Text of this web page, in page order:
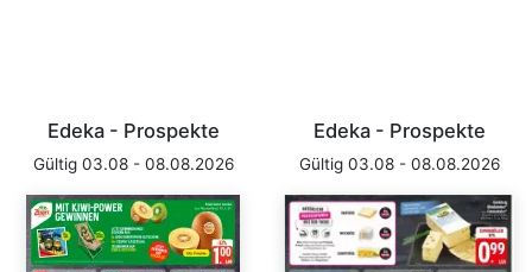
Edeka - Prospekte
Gültig 03.08 - 08.08.2026
Edeka - Prospekte
Gültig 03.08 - 08.08.2026